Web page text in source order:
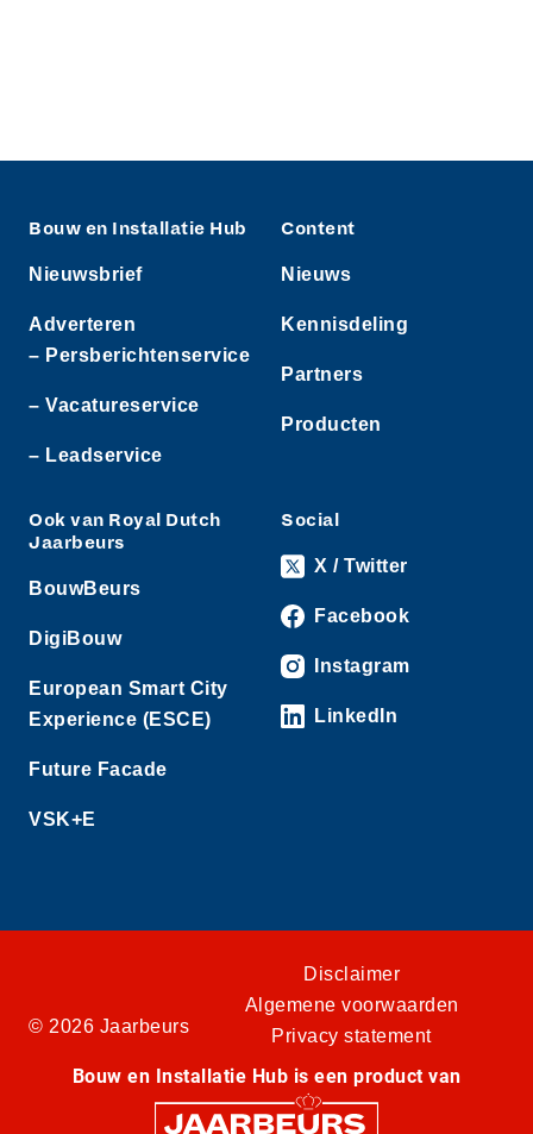
Bouw en Installatie Hub
Nieuwsbrief
Adverteren
– Persberichtenservice
– Vacatureservice
– Leadservice
Content
Nieuws
Kennisdeling
Partners
Producten
Ook van Royal Dutch
Jaarbeurs
BouwBeurs
DigiBouw
European Smart City
Experience (ESCE)
Future Facade
VSK+E
Social
X / Twitter
Facebook
Instagram
LinkedIn
© 2026 Jaarbeurs
Disclaimer
Algemene voorwaarden
Privacy statement
Bouw en Installatie Hub is een product van